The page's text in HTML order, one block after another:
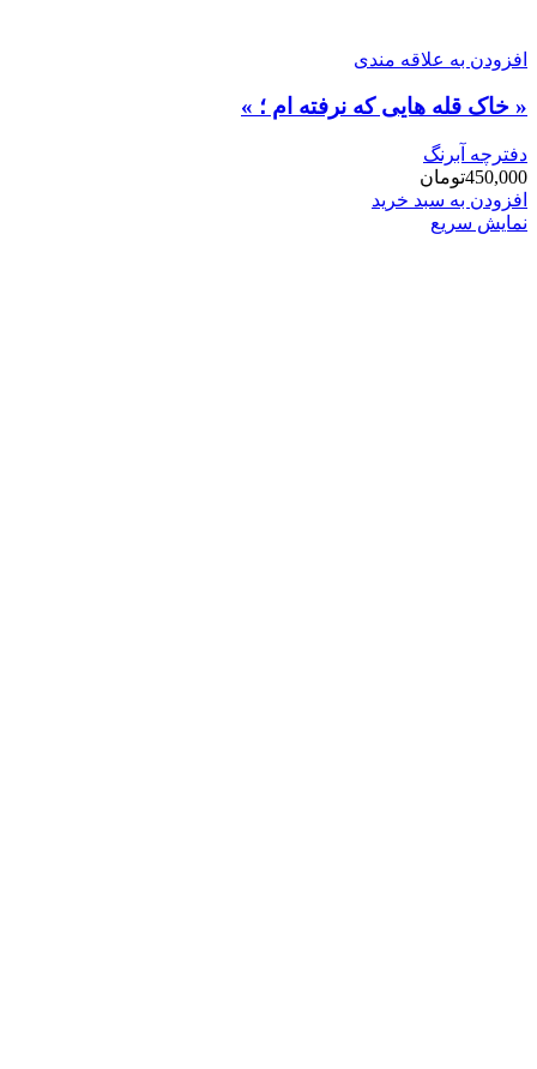
افزودن به علاقه مندی
« خاک قله هایی که نرفته ام ؛ »
دفترچه آبرنگ
450,000تومان
افزودن به سبد خرید
نمایش سریع